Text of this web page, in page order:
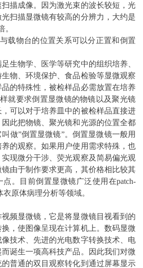
描成像。因为激光束的波长较短，光
扫描显微镜有较高的分辨力，大约是
。
载物台的位置关系可以分正置和倒置
生物学、医学等研究中的组织培养、
物、环境保护、食品检验等显微观察
的特殊性，被检样品必需放置在培养
就要求倒置显微镜的物镜以及聚光镜
可以对于培养皿中的被检样品直接进
此把物镜、聚光镜和光源的位置全都
做”倒置显微镜”。倒置显微镜一般用
的观察。如果用户使用需求特殊，也
现微分干涉、荧光观察及简易偏光观
由于制作要求更高，其价格相比较其
。目前倒置显微镜广泛使用在patch-
衣原体病理分析等领域。
频显微镜，它是将显微镜目视看到的
，使图像呈现在计算机上。数码显微
技术、先进的光电数字转换技术、电
诞生一项高科技产品。因此我们对微
普通的双目观察转化到通过屏幕显示